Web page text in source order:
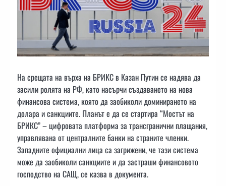
На срещата на върха на БРИКС в Казан Путин се надява да
засили ролята на РФ, като насърчи създаването на нова
финансова система, която да заобиколи доминирането на
долара и санкциите. Планът е да се стартира “Мостът на
БРИКС” – цифровата платформа за трансгранични плащания,
управлявана от централните банки на страните членки.
Западните официални лица са загрижени, че тази система
може да заобиколи санкциите и да застраши финансовото
господство на САЩ, се казва в документа.